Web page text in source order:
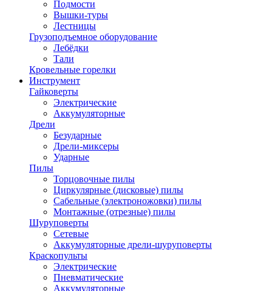
Подмости
Вышки-туры
Лестницы
Грузоподъемное оборудование
Лебёдки
Тали
Кровельные горелки
Инструмент
Гайковерты
Электрические
Аккумуляторные
Дрели
Безударные
Дрели-миксеры
Ударные
Пилы
Торцовочные пилы
Циркулярные (дисковые) пилы
Сабельные (электроножовки) пилы
Монтажные (отрезные) пилы
Шуруповерты
Сетевые
Аккумуляторные дрели-шуруповерты
Краскопульты
Электрические
Пневматические
Аккумуляторные